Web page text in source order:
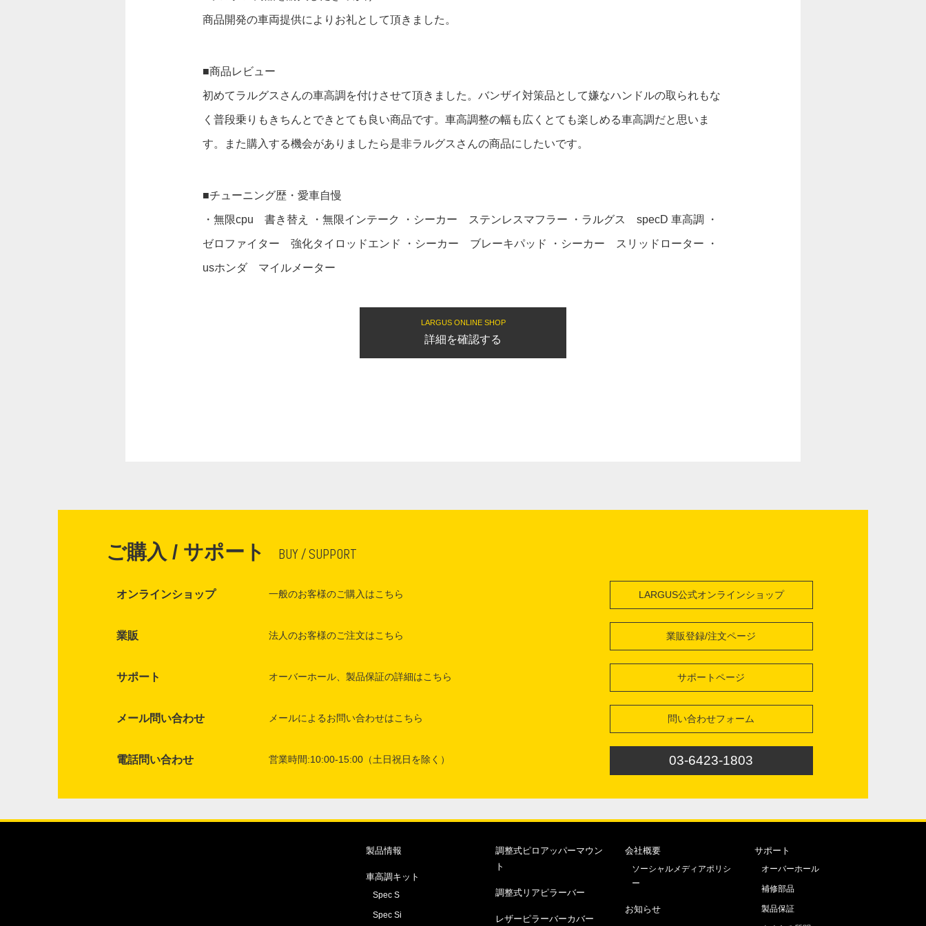
商品開発の車両提供によりお礼として頂きました。
■商品レビュー
初めてラルグスさんの車高調を付けさせて頂きました。バンザイ対策品として嫌なハンドルの取られもな
く普段乗りもきちんとできとても良い商品です。車高調整の幅も広くとても楽しめる車高調だと思いま
す。また購入する機会がありましたら是非ラルグスさんの商品にしたいです。
■チューニング歴・愛車自慢
・無限cpu 書き替え ・無限インテーク ・シーカー ステンレスマフラー ・ラルグス specD 車高調 ・
ゼロファイター 強化タイロッドエンド ・シーカー ブレーキパッド ・シーカー スリッドローター ・
usホンダ マイルメーター
LARGUS ONLINE SHOP
詳細を確認する
ご購入 / サポート BUY / SUPPORT
オンラインショップ 一般のお客様のご購入はこちら LARGUS公式オンラインショップ
業販 法人のお客様のご注文はこちら 業販登録/注文ページ
サポート オーバーホール、製品保証の詳細はこちら サポートページ
メール問い合わせ メールによるお問い合わせはこちら 問い合わせフォーム
電話問い合わせ 営業時間:10:00-15:00（土日祝日を除く） 03-6423-1803
製品情報
車高調キット
Spec S
Spec Si
調整式ピロアッパーマウン
ト
調整式リアピラーバー
レザーピラーバーカバー
会社概要
ソーシャルメディアポリシ
ー
お知らせ
サポート
オーバーホール
補修部品
製品保証